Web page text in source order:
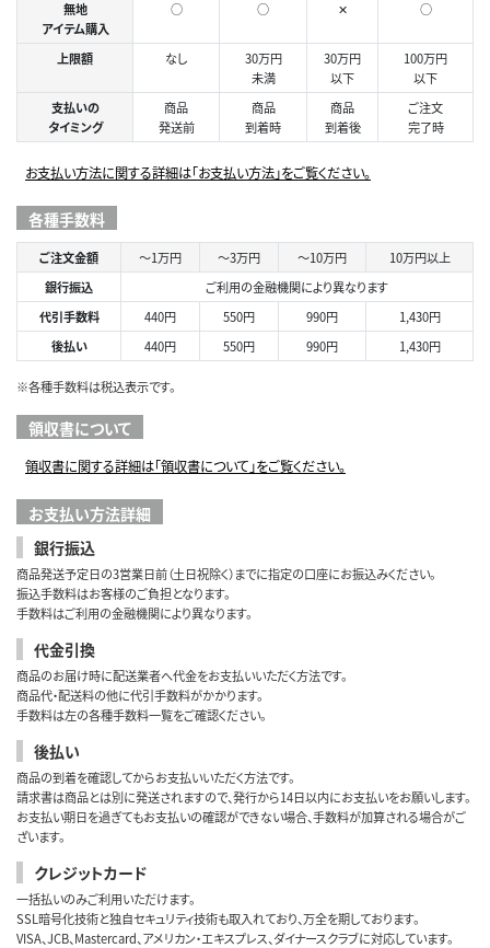
無地
アイテム購入
○ ○ ✕ ○
上限額 なし
30万円
未満
30万円
以下
100万円
以下
支払いの
タイミング
商品
発送前
商品
到着時
商品
到着後
ご注文
完了時
お支払い方法に関する詳細は「お支払い方法」をご覧ください。
各種手数料
ご注文金額 ～1万円 ～3万円 ～10万円
10万円以上
銀行振込
ご利用の金融機関により異なります
代引手数料
440円 550円 990円
1,430円
後払い
440円 550円 990円 1,430円
※各種手数料は税込表示です。
領収書について
領収書に関する詳細は「領収書について」をご覧ください。
お支払い方法詳細
銀行振込
商品発送予定日の3営業日前（土日祝除く）までに指定の口座にお振込みください。
振込手数料はお客様のご負担となります。
手数料はご利用の金融機関により異なります。
代金引換
商品のお届け時に配送業者へ代金をお支払いいただく方法です。
商品代・配送料の他に代引手数料がかかります。
手数料は左の各種手数料一覧をご確認ください。
後払い
商品の到着を確認してからお支払いいただく方法です。
請求書は商品とは別に発送されますので、発行から14日以内にお支払いをお願いします。
お支払い期日を過ぎてもお支払いの確認ができない場合、手数料が加算される場合がご
ざいます。
クレジットカード
一括払いのみご利用いただけます。
SSL暗号化技術と独自セキュリティ技術も取入れており、万全を期しております。
VISA、JCB、Mastercard、アメリカン・エキスプレス、ダイナースクラブに対応しています。